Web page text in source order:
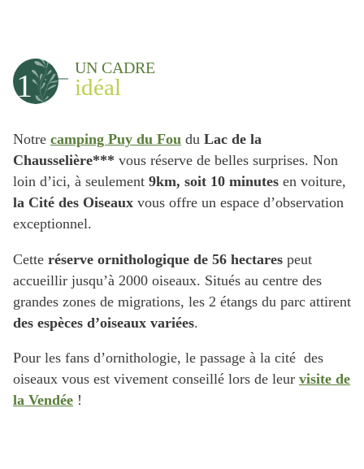
1 UN CADRE
idéal
Notre camping Puy du Fou du Lac de la
Chausselière*** vous réserve de belles surprises. Non
loin d’ici, à seulement 9km, soit 10 minutes en voiture,
la Cité des Oiseaux vous offre un espace d’observation
exceptionnel.
Cette réserve ornithologique de 56 hectares peut
accueillir jusqu’à 2000 oiseaux. Situés au centre des
grandes zones de migrations, les 2 étangs du parc attirent
des espèces d’oiseaux variées.
Pour les fans d’ornithologie, le passage à la cité des
oiseaux vous est vivement conseillé lors de leur visite de
la Vendée !